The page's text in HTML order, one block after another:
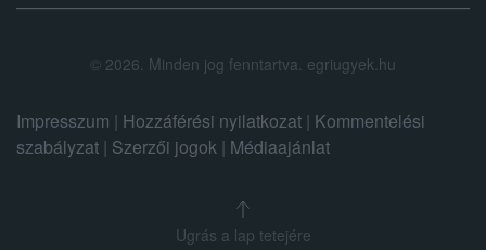
© 2026. Minden jog fenntartva. egriugyek.hu
Impresszum | Hozzáférési nyilatkozat | Kommentelési
szabályzat | Szerzői jogok | Médiaajánlat
Ugrás a lap tetejére